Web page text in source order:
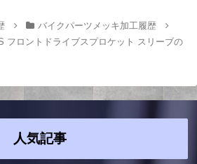
バイクパーツメッキ加工履歴
フロントドライブスプロケット スリーブの
人気記事